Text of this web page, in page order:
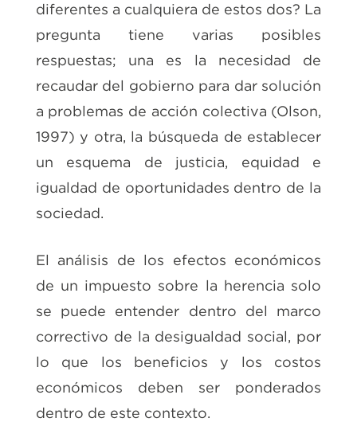
diferentes a cualquiera de estos dos? La
pregunta tiene varias posibles
respuestas; una es la necesidad de
recaudar del gobierno para dar solución
a problemas de acción colectiva (Olson,
1997) y otra, la búsqueda de establecer
un esquema de justicia, equidad e
igualdad de oportunidades dentro de la
sociedad.
El análisis de los efectos económicos
de un impuesto sobre la herencia solo
se puede entender dentro del marco
correctivo de la desigualdad social, por
lo que los beneficios y los costos
económicos deben ser ponderados
dentro de este contexto.